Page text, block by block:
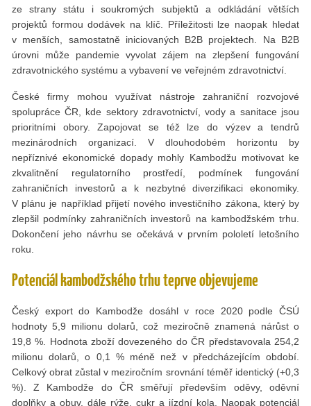
ze strany státu i soukromých subjektů a odkládání větších
projektů formou dodávek na klíč. Příležitosti lze naopak hledat
v menších, samostatně iniciovaných B2B projektech. Na B2B
úrovni může pandemie vyvolat zájem na zlepšení fungování
zdravotnického systému a vybavení ve veřejném zdravotnictví.
České firmy mohou využívat nástroje zahraniční rozvojové
spolupráce ČR, kde sektory zdravotnictví, vody a sanitace jsou
prioritními obory. Zapojovat se též lze do výzev a tendrů
mezinárodních organizací. V dlouhodobém horizontu by
nepříznivé ekonomické dopady mohly Kambodžu motivovat ke
zkvalitnění regulatorního prostředí, podmínek fungování
zahraničních investorů a k nezbytné diverzifikaci ekonomiky.
V plánu je například přijetí nového investičního zákona, který by
zlepšil podmínky zahraničních investorů na kambodžském trhu.
Dokončení jeho návrhu se očekává v prvním pololetí letošního
roku.
Potenciál kambodžského trhu teprve objevujeme
Český export do Kambodže dosáhl v roce 2020 podle ČSÚ
hodnoty 5,9 milionu dolarů, což meziročně znamená nárůst o
19,8 %. Hodnota zboží dovezeného do ČR představovala 254,2
milionu dolarů, o 0,1 % méně než v předcházejícím období.
Celkový obrat zůstal v meziročním srovnání téměř identický (+0,3
%). Z Kambodže do ČR směřují především oděvy, oděvní
doplňky a obuv, dále rýže, cukr a jízdní kola. Naopak potenciál